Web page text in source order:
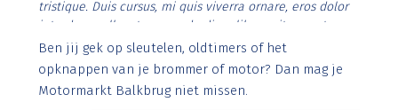
tristique. Duis cursus, mi quis viverra ornare, eros dolor
interdum nulla, ut commodo diam libero vitae erat.
Aenean faucibus nibh et justo cursus id rutrum lorem
imperdiet. Nunc ut sem vitae risus tristique posuere.
Ben jij gek op sleutelen, oldtimers of het
opknappen van je brommer of motor? Dan mag je
Motormarkt Balkbrug niet missen.